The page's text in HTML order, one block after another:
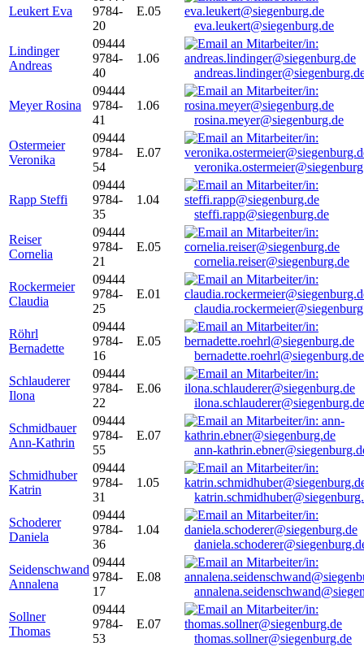
Leukert Eva
9784-
20
E.05
eva.leukert@siegenburg.de
Lindinger
Andreas
09444
9784-
40
1.06
Meyer Rosina
09444
9784-
41
1.06
rosina.meyer@siegenburg.de
Ostermeier
Veronika
09444
9784-
54
E.07
Rapp Steffi
09444
9784-
35
1.04
steffi.rapp@siegenburg.de
Reiser
Cornelia
09444
9784-
21
E.05
cornelia.reiser@siegenburg.de
Rockermeier
Claudia
09444
9784-
25
E.01
Röhrl
Bernadette
09444
9784-
16
E.05
bernadette.roehrl@siegenburg.de
Schlauderer
Ilona
09444
9784-
22
E.06
ilona.schlauderer@siegenburg.de
Schmidbauer
Ann-Kathrin
09444
9784-
55
E.07
ann-
Schmidhuber
Katrin
09444
9784-
31
1.05
Schoderer
Daniela
09444
9784-
36
1.04
Seidenschwand
Annalena
09444
9784-
17
E.08
Sollner
Thomas
09444
9784-
53
E.07
thomas.sollner@siegenburg.de